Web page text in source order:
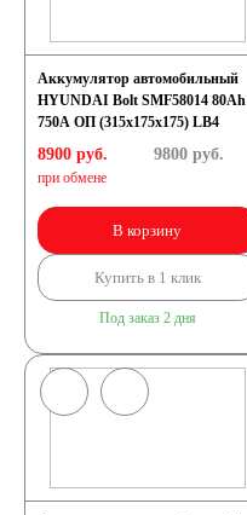
Аккумулятор автомобильный
HYUNDAI Bolt SMF58014 80Ah
750A ОП (315x175x175) LB4
8900 руб.
при обмене
9800руб.
В корзину
Купить в 1 клик
Под заказ 2 дня